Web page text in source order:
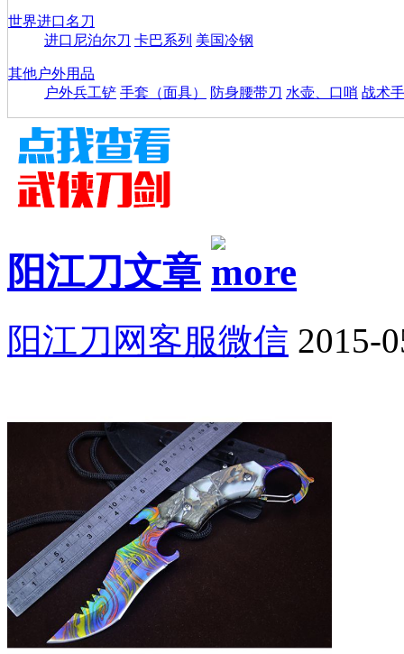
世界进口名刀
进口尼泊尔刀 卡巴系列 美国冷钢
其他户外用品
户外兵工铲 手套（面具） 防身腰带刀 水壶、口哨 战术
阳江刀文章
阳江刀网客服微信 2015-